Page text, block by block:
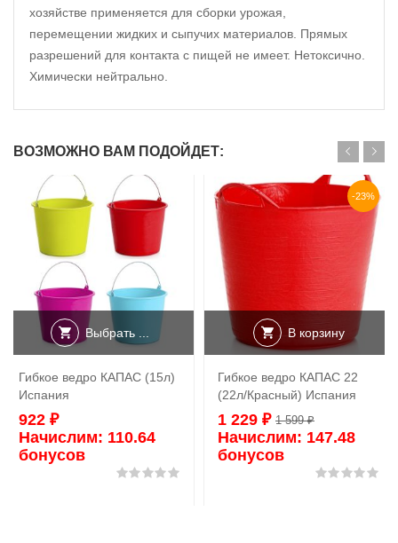
хозяйстве применяется для сборки урожая,
перемещении жидких и сыпучих материалов. Прямых
разрешений для контакта с пищей не имеет. Нетоксично.
Химически нейтрально.
ВОЗМОЖНО ВАМ ПОДОЙДЕТ:
Выбрать ...
Гибкое ведро КАПАС (15л)
Испания
922 ₽
Начислим: 110.64
бонусов
-23%
В корзину
Гибкое ведро КАПАС 22
(22л/Красный) Испания
1 599₽
1 229 ₽
Начислим: 147.48
бонусов